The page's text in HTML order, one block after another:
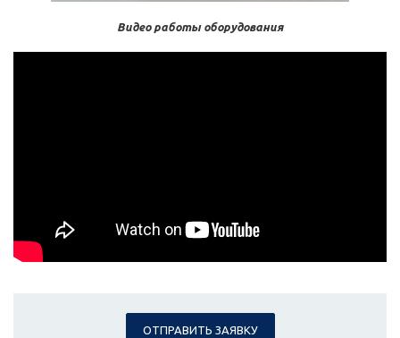
Видео работы оборудования
ОТПРАВИТЬ ЗАЯВКУ